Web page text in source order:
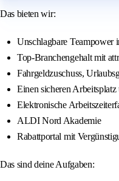
Das bieten wir:
Unschlagbare Teampower
Top-Branchengehalt mit
Fahrgeldzuschuss,
Einen sicheren
Elektronische
ALDI Nord Akademie
Rabattportal mit
Das sind deine Aufgaben: